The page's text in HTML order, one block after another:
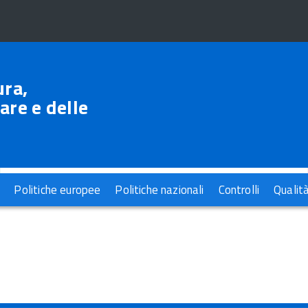
e delle
Politiche europee Politiche nazionali Controlli